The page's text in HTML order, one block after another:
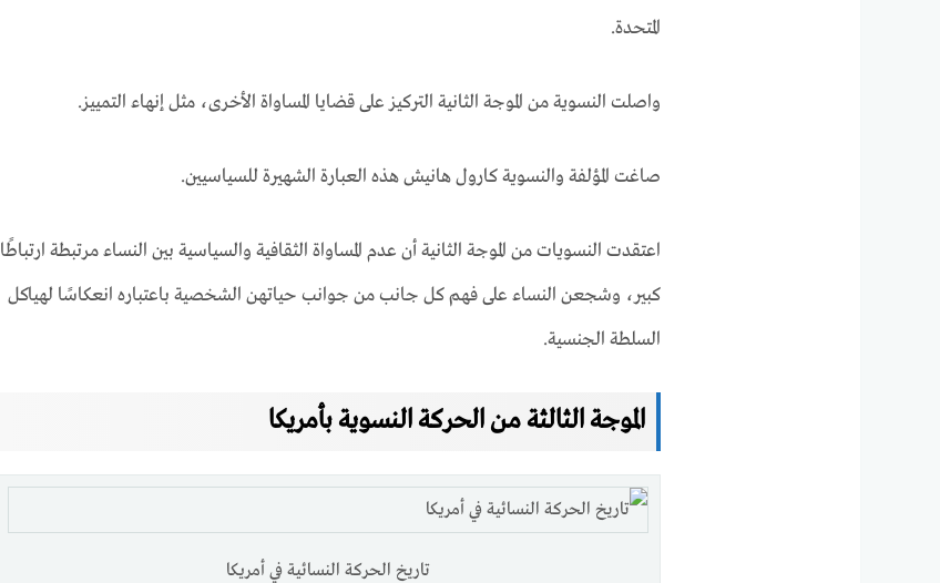
المتحدة.
واصلت النسوية من الموجة الثانية التركيز على قضايا المساواة الأخرى، مثل إنهاء التمييز.
صاغت المؤلفة والنسوية كارول هانيش هذه العبارة الشهيرة للسياسيين.
اعتقدت النسويات من الموجة الثانية أن عدم المساواة الثقافية والسياسية بين النساء مرتبطة ارتباطًا
كبير، وشجعن النساء على فهم كل جانب من جوانب حياتهن الشخصية باعتباره انعكاسًا لهياكل
السلطة الجنسية.
الموجة الثالثة من الحركة النسوية بأمريكا
تاريخ الحركة النسائية في أمريكا